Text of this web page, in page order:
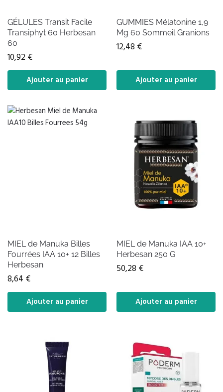
GÉLULES Transit Facile
Transiphyt 60 Herbesan
60
10,92 €
Ajouter au panier
GUMMIES Mélatonine 1,9
Mg 60 Sommeil Granions
12,48 €
Ajouter au panier
MIEL de Manuka Billes
Fourrées IAA 10+ 12 Billes
Herbesan
8,64 €
Ajouter au panier
MIEL de Manuka IAA 10+
Herbesan 250 G
50,28 €
Ajouter au panier